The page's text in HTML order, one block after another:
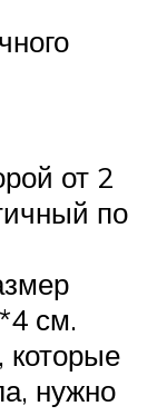
от 2
по
см.
которые
нужно